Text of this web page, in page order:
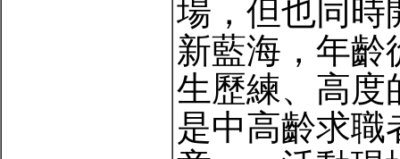
場，但也同時
新藍海，年齡
生歷練、高度
是中高齡求職